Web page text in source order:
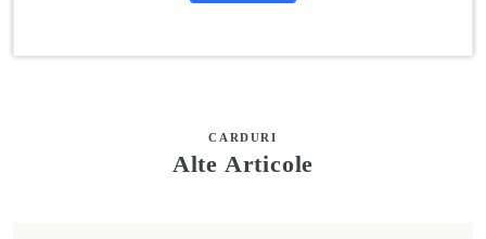
CARDURI
Alte Articole